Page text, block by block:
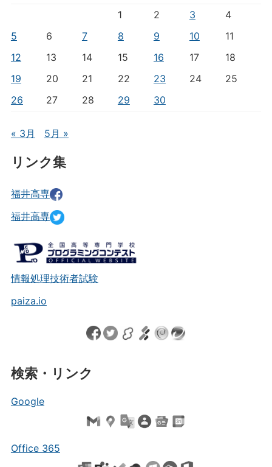
1
2 3
4
5
6 7 8 9 10
11
12
13 14 15 16 17
18
19
20 21 22 23 24
25
26
27 28 29 30
« 3月 5月 »
リンク集
福井高専
福井高専
情報処理技術者試験
paiza.io
検索・リンク
Google
Office 365